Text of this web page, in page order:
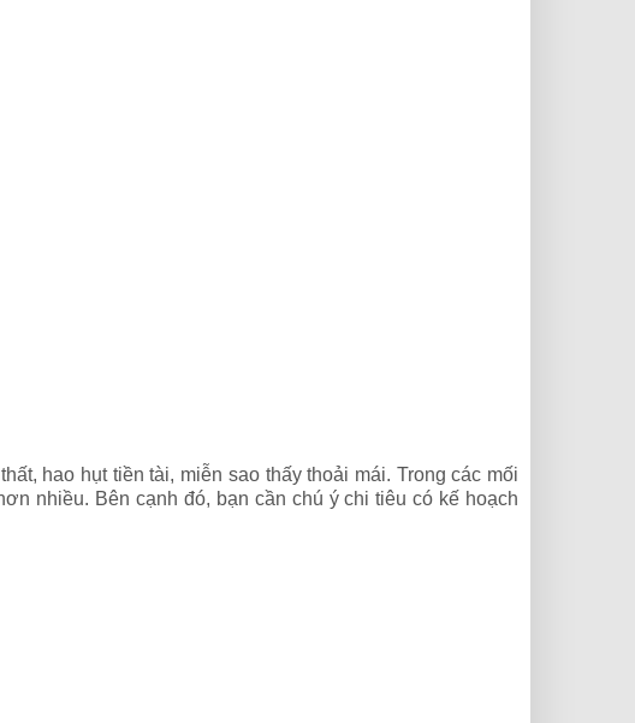
hao hụt tiền tài, miễn sao thấy thoải mái. Trong các mối
nhiều. Bên cạnh đó, bạn cần chú ý chi tiêu có kế hoạch